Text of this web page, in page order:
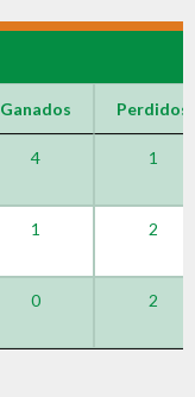
Ganados Perdidos
4 1
1 2
0 2